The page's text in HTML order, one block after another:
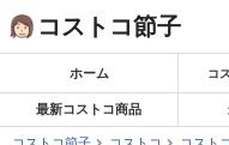
Skip
to
コストコ節子
ホーム コ
最新コストコ商品